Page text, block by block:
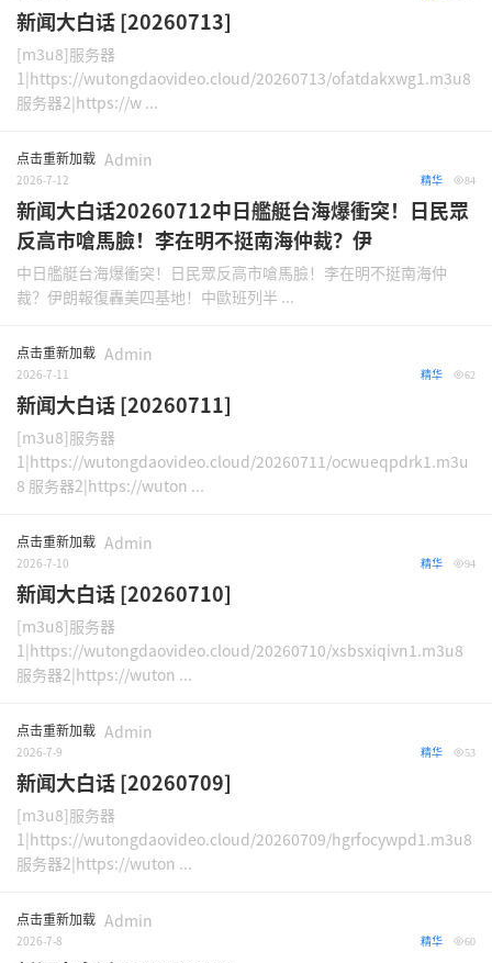
新闻大白话 [20260713]
[m3u8]服务器
1|https://wutongdaovideo.cloud/20260713/ofatdakxwg1.m3u8
服务器2|https://w ...
点击重新加载 Admin
2026-7-12 84
精华
新闻大白话20260712中日艦艇台海爆衝突！日民眾
反高市嗆馬臉！李在明不挺南海仲裁？伊
中日艦艇台海爆衝突！日民眾反高市嗆馬臉！李在明不挺南海仲
裁？伊朗報復轟美四基地！中歐班列半 ...
点击重新加载 Admin
2026-7-11 62
精华
新闻大白话 [20260711]
[m3u8]服务器
1|https://wutongdaovideo.cloud/20260711/ocwueqpdrk1.m3u
8 服务器2|https://wuton ...
点击重新加载 Admin
2026-7-10 94
精华
新闻大白话 [20260710]
[m3u8]服务器
1|https://wutongdaovideo.cloud/20260710/xsbsxiqivn1.m3u8
服务器2|https://wuton ...
点击重新加载 Admin
2026-7-9 53
精华
新闻大白话 [20260709]
[m3u8]服务器
1|https://wutongdaovideo.cloud/20260709/hgrfocywpd1.m3u8
服务器2|https://wuton ...
点击重新加载 Admin
2026-7-8 60
精华